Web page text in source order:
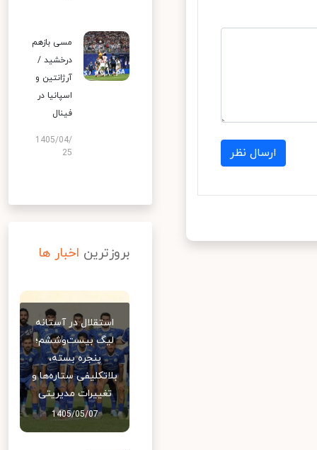
ارسال نظر
مسی بازهم
درخشید /
آرژانتین و
اسپانیا در
فینال
1405/04/
25
بروزترین اخبار ها
استقلال در آستانه
لیگ بیست‌وششم؛
پنجره بسته،
بلاتکلیفی ستاره‌ها و
تغییرات مدیریتی
1405/05/07